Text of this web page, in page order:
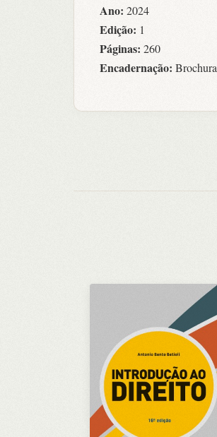
Ano: 2024
Edição: 1
Páginas: 260
Encadernação: Brochura